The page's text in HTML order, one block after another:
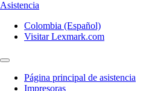
Asistencia
Colombia (Español)
Visitar Lexmark.com
Página principal de asistencia
Impresoras